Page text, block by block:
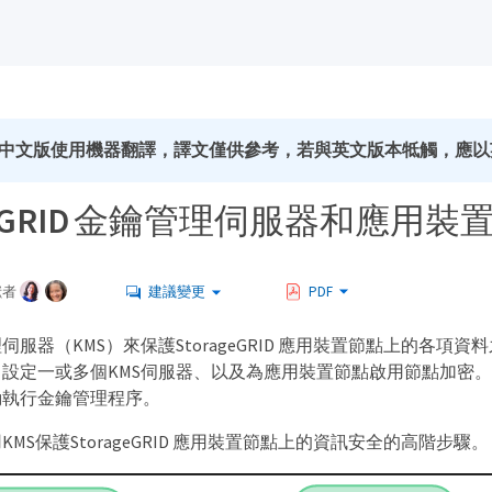
文版使用機器翻譯，譯文僅供參考，若與英文版本牴觸，應
金鑰管理伺服器和應用裝
建議變更 PDF
服器（KMS）來保護StorageGRID 應用裝置節點上的各項資
定一或多個KMS伺服器、以及為應用裝置節點啟用節點加密
行金鑰管理程序。
保護StorageGRID 應用裝置節點上的資訊安全的高階步驟。